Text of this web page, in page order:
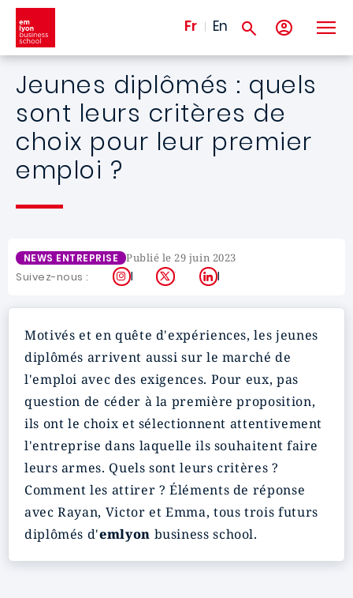
Aller au contenu principal
Fr En
Jeunes diplômés : quels
sont leurs critères de
choix pour leur premier
emploi ?
NEWS ENTREPRISE Publié le 29 juin 2023
Suivez-nous : Instagram
X LinkedIn
Motivés et en quête d'expériences, les jeunes
diplômés arrivent aussi sur le marché de
l'emploi avec des exigences. Pour eux, pas
question de céder à la première proposition,
ils ont le choix et sélectionnent attentivement
l'entreprise dans laquelle ils souhaitent faire
leurs armes. Quels sont leurs critères ?
Comment les attirer ? Éléments de réponse
avec Rayan, Victor et Emma, tous trois futurs
diplômés d'emlyon business school.